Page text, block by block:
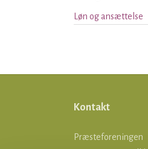
Løn og ansættelse
Kontakt
Præsteforeningen